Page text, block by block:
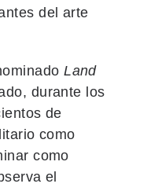
del arte
Land
durante los
de
como
como
el